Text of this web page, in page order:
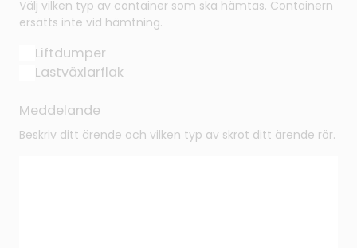
Välj vilken typ av container som ska hämtas. Containern
ersätts inte vid hämtning.
Liftdumper
Lastväxlarflak
Meddelande
Beskriv ditt ärende och vilken typ av skrot ditt ärende rör.